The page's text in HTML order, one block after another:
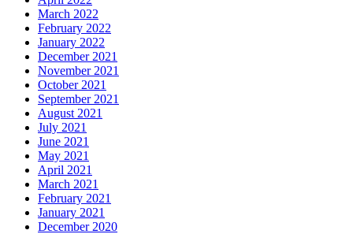
March 2022
February 2022
January 2022
December 2021
November 2021
October 2021
September 2021
August 2021
July 2021
June 2021
May 2021
April 2021
March 2021
February 2021
January 2021
December 2020